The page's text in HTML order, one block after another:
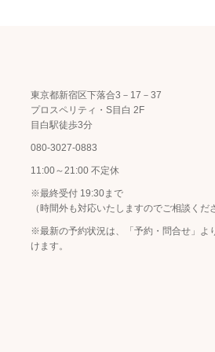
東京都新宿区下落合3－17－37
プロスペリティ・S目白 2F
目白駅徒歩3分
080-3027-0883
11:00～21:00 不定休
※最終受付 19:30まで
（時間外も対応いたしますのでご相談くだ
※最新の予約状況は、 「予約・問合せ」 よ
けます。